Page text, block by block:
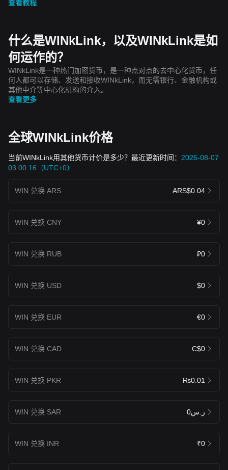
查看教程
什么是WINkLink，以及WINkLink是如
何运作的？
WINkLink是一种热门加密货币，是一种点对点的去中心化货币，任
何人都可以存储、发送和接收WINkLink，而无需银行、金融机构或
其他中介等中心化机构的介入。
查看更多
全球WINkLink价格
当前WINkLink用其他货币计价是多少？最近更新时间： 2026-08-07
03:00:16（UTC+0）
WIN 兑换 ARS ARS$0.04
WIN 兑换 CNY ¥0
WIN 兑换 RUB ₽0
WIN 兑换 USD $0
WIN 兑换 EUR €0
WIN 兑换 CAD C$0
WIN 兑换 PKR ₨0.01
WIN 兑换 SAR ر.س0
WIN 兑换 INR ₹0